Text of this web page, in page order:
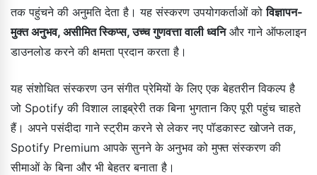
तक पहुंचने की अनुमति देता है। यह संस्करण उपयोगकर्ताओं कोविज्ञापन-
मुक्त अनुभव, असीमित स्किप्स, उच्च गुणवत्ता वाली ध्वनिऔर गाने ऑफलाइन
डाउनलोड करने की क्षमता प्रदान करता है।
यह संशोधित संस्करण उन संगीत प्रेमियों के लिए एक बेहतरीन विकल्प है
जो Spotify की विशाल लाइब्रेरी तक बिना भुगतान किए पूरी पहुंच चाहते
हैं। अपने पसंदीदा गाने स्ट्रीम करने से लेकर नए पॉडकास्ट खोजने तक,
Spotify Premium आपके सुनने के अनुभव को मुफ्त संस्करण की
सीमाओं के बिना और भी बेहतर बनाता है।